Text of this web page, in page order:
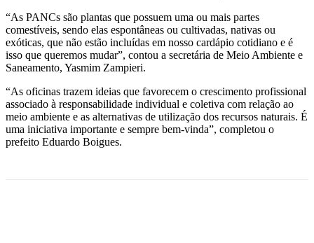
“As PANCs são plantas que possuem uma ou mais partes
comestíveis, sendo elas espontâneas ou cultivadas, nativas ou
exóticas, que não estão incluídas em nosso cardápio cotidiano e é
isso que queremos mudar”, contou a secretária de Meio Ambiente e
Saneamento, Yasmim Zampieri.
“As oficinas trazem ideias que favorecem o crescimento profissional
associado à responsabilidade individual e coletiva com relação ao
meio ambiente e as alternativas de utilização dos recursos naturais. É
uma iniciativa importante e sempre bem-vinda”, completou o
prefeito Eduardo Boigues.